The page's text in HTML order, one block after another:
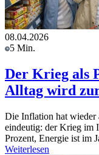
08.04.2026
5 Min.
Der Krieg als
Alltag wird
Die Inflation hat wieder
eindeutig: der Krieg im
Prozent, Energie ist im
Weiterlesen